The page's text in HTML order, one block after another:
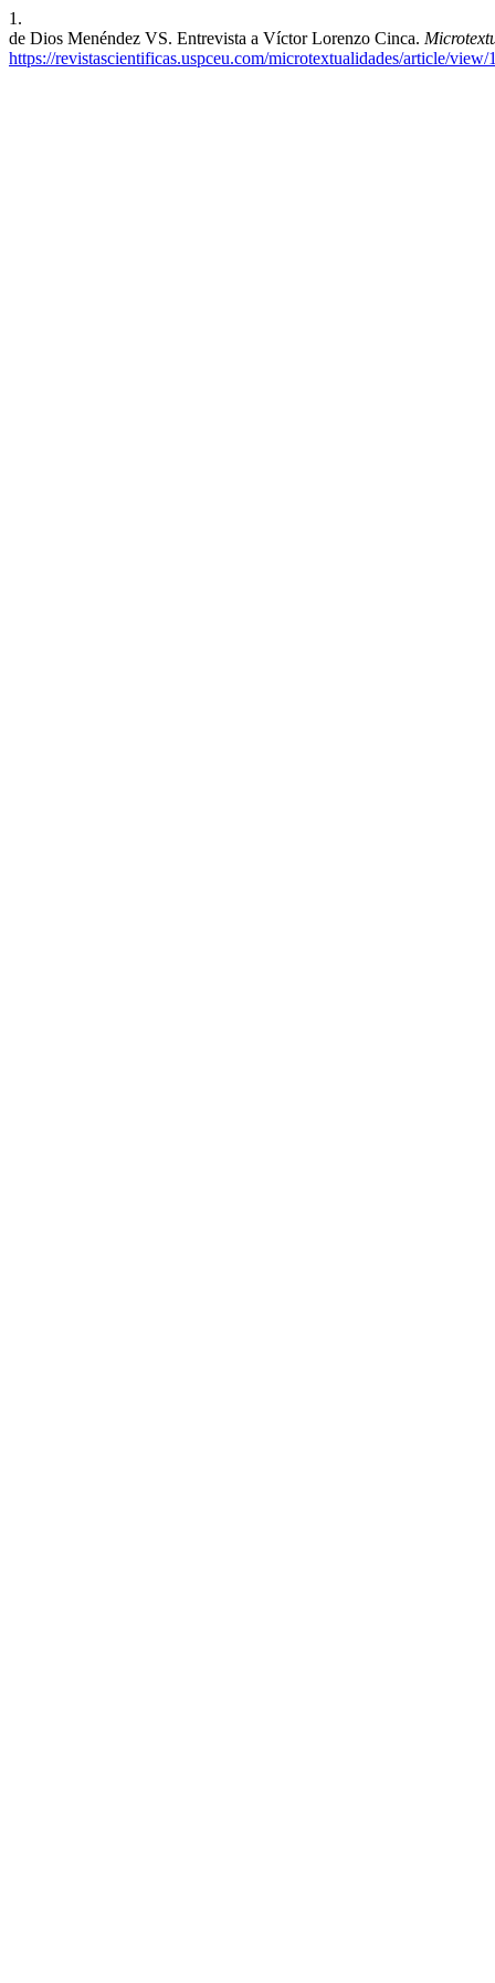
1.
de Dios Menéndez VS. Entrevista a Víctor Lorenzo Cinca.
https://revistascientificas.uspceu.com/microtextualidades/article/view/